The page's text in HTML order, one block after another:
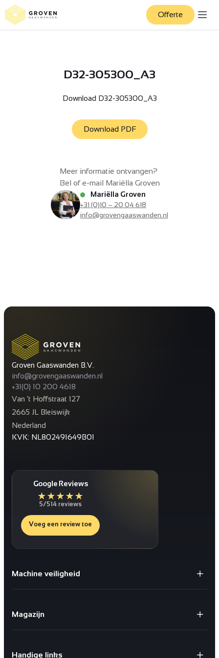
Offerte
D32-305300_A3
Download D32-305300_A3
Download PDF
Meer informatie ontvangen?
Bel of e-mail Mariëlla Groven
Mariëlla Groven
+31 (0)10 – 20 04 618
info@grovengaaswanden.nl
Groven Gaaswanden B.V.
info@grovengaaswanden.nl
+31(0) 10 200 4618
Van ’t Hoffstraat 127
2665 JL Bleiswijk
Nederland
KVK: NL802491649B01
Google Reviews
★ ★ ★ ★ ★
5/514 reviews
Voeg een review toe
Machine veiligheid
Deuren
Magazijn
X-Rail® Valbeveiliging
Handige links